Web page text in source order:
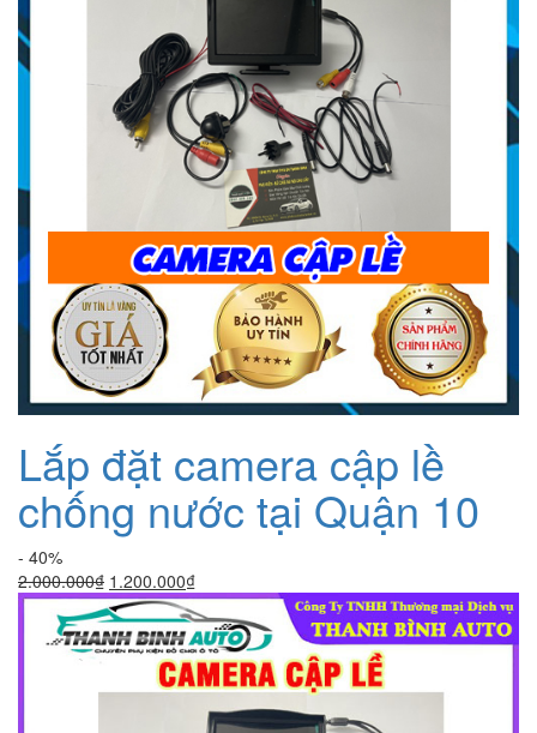
Lắp đặt camera cập lề
chống nước tại Quận 10
- 40%
2.000.000₫ Giá
gốc
là:
2.000.000₫.
1.200.000₫Giá
hiện
tại
là:
1.200.000₫.